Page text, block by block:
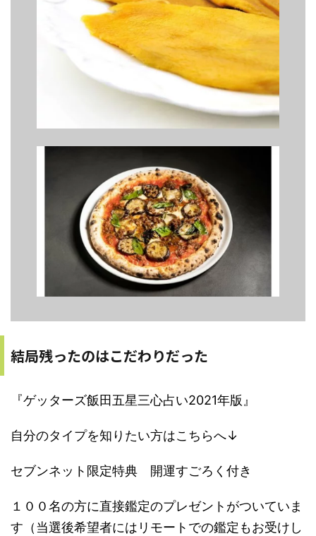
結局残ったのはこだわりだった
『ゲッターズ飯田五星三心占い2021年版』
自分のタイプを知りたい方はこちらへ↓
セブンネット限定特典 開運すごろく付き
１００名の方に直接鑑定のプレゼントがついていま
す（当選後希望者にはリモートでの鑑定もお受けし